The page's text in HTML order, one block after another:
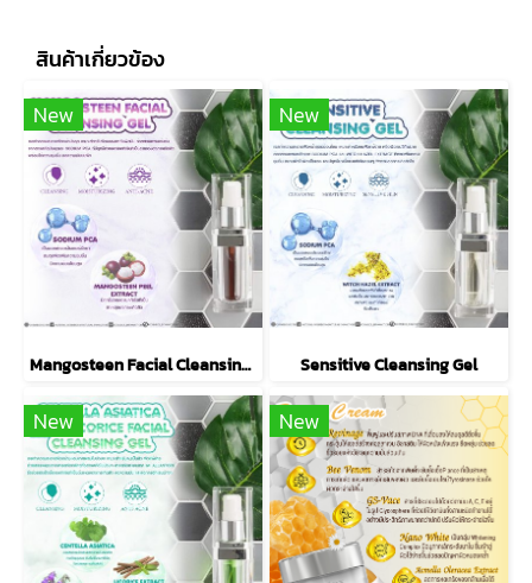
สินค้าเกี่ยวข้อง
New
Mangosteen Facial Cleansing Gel
New
Sensitive Cleansing Gel
New New